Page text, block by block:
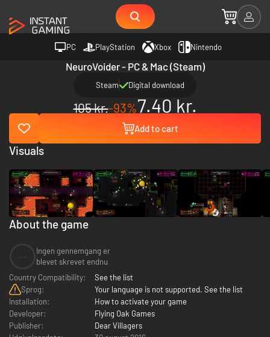
PC PlayStation Xbox Nintendo
NeuroVoider - PC & Mac (Steam)
Steam Digital download
105 kr.-93%7.40 kr.
Add to cart
About the game
Ingen gennemgang er
blevet skrevet endnu
Country Compatibility:
See the list
Sprog:
Your language is not supported. See the list
Installation:
How to activate your game
Developer:
Flying Oak Games
Publisher:
Dear Villagers
Visuals